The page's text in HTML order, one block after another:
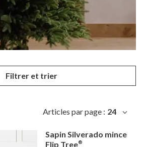
Filtrer et trier
Articles par page : 24
Sapin Silverado mince
Flip Tree®